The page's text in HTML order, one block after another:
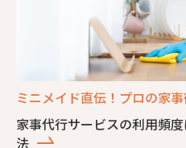
ミニメイド直伝！プロの家
家事代行サービスの利用頻
法